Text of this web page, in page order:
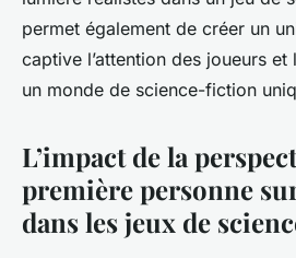
permet également de créer un
captive l’attention des joueurs
un monde de science-fiction
L’impact de la
première personne
dans les jeux de